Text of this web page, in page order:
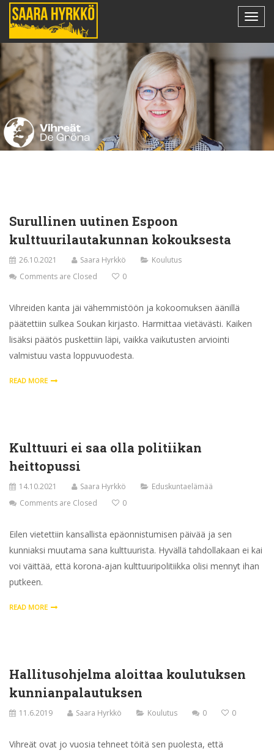
Surullinen uutinen Espoon
kulttuurilautakunnan kokouksesta
26.10.2021 Saara Hyrkkö
Koulutus
Comments are Closed
0
Vihreiden kanta jäi vähemmistöön ja kokoomuksen äänillä
päätettiin sulkea Soukan kirjasto. Harmittaa vietävästi. Kaiken
lisäksi päätös puskettiin läpi, vaikka vaikutusten arviointi
valmistuu vasta loppuvuodesta.
READ MORE
Kulttuuri ei saa olla politiikan
heittopussi
14.10.2021 Saara Hyrkkö
Eduskuntaelämää
Comments are Closed
0
Eilen vietettiin kansallista epäonnistumisen päivää ja sen
kunniaksi muutama sana kulttuurista. Hyvällä tahdollakaan ei kai
voi väittää, että korona-ajan kulttuuripolitiikka olisi mennyt ihan
putkeen.
READ MORE
Hallitusohjelma aloittaa koulutuksen
kunnianpalautuksen
11.6.2019 Saara Hyrkkö Koulutus 0 0
Vihreät ovat jo vuosia tehneet töitä sen puolesta, että